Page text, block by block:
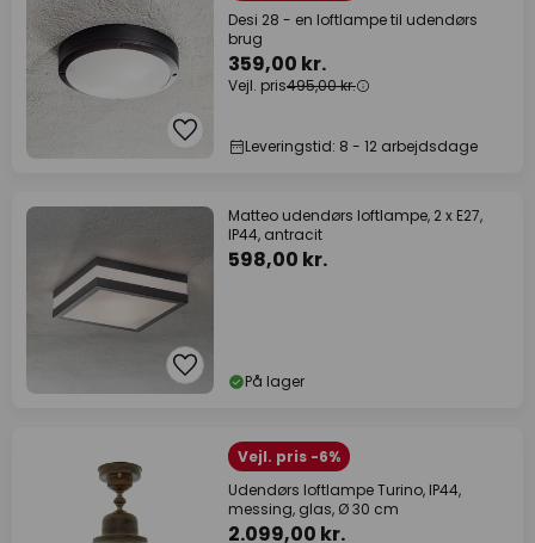
Desi 28 - en loftlampe til udendørs
brug
359,00 kr.
Vejl. pris495,00 kr.
Leveringstid: 8 - 12 arbejdsdage
Matteo udendørs loftlampe, 2 x E27,
IP44, antracit
598,00 kr.
På lager
Vejl. pris -6%
Udendørs loftlampe Turino, IP44,
messing, glas, Ø 30 cm
2.099,00 kr.